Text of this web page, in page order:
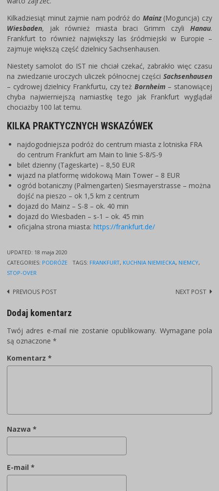
Kilkadziesiąt minut zajmie nam podróż do Mainz(Moguncja) czy
Wiesbaden, jak również miasta braci Grimm czyli Hanau.
Frankfurt to również największy las śródmiejski w Europie –
zajmuje większą część dzielnicy Sachsenhausen.
Niestety samolot do IST nie chciał czekać, zabrakło więc czasu
na zwiedzanie uroczych uliczek północnej części Sachsenhausen
– cydrowej dzielnicy Frankfurtu, czy też Bornheim – stanowiącej
chyba najwierniejszą namiastkę tego jak Frankfurt wyglądał
chociażby 100 lat temu.
KILKA PRAKTYCZNYCH WSKAZÓWEK
najdogodniejsza podróż do centrum miasta z lotniska FRA
do centrum Frankfurt am Main to linie S-8/S-9
bilet dzienny (Tageskarte) – 8,50 EUR
wjazd na platformę widokową Main Tower – 8 EUR
ogród botaniczny (Palmengarten) Siesmayerstrasse – można
dojść na pieszo – ok 1,5 km z centrum
dojazd do Mainz – S-8 – ok. 40 min
dojazd do Wiesbaden – s-1 – ok. 45 min
oficjalna strona miasta:https://frankfurt.de/
UPDATED: 18 maja 2020
CATEGORIES: PODRÓŻE TAGS: FRANKFURT, KUCHNIA NIEMIECKA, NIEMCY,
STOP-OVER
Post
navigation
PREVIOUS POST NEXT POST
Dodaj komentarz
Twój adres e-mail nie zostanie opublikowany. Wymagane pola
są oznaczone*
Komentarz*
Nazwa*
E-mail*